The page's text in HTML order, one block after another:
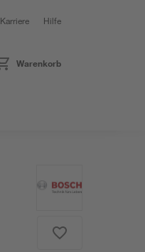
Karriere Hilfe
Warenkorb